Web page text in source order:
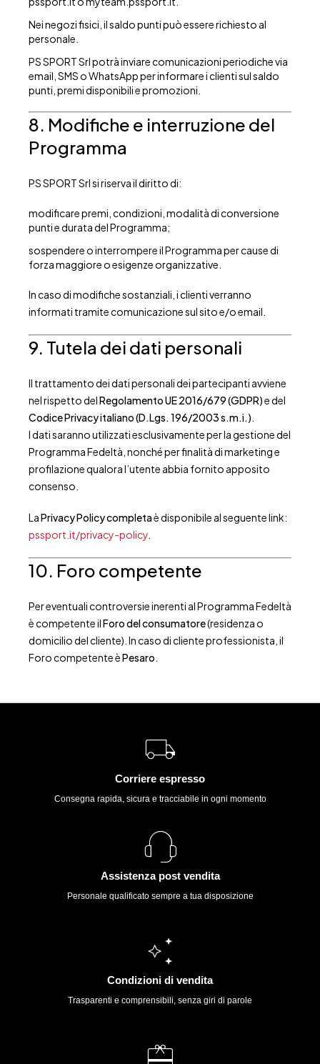
Nei negozi fisici, il saldo punti può essere richiesto al
personale.
PS SPORT Srl potrà inviare comunicazioni periodiche via
email, SMS o WhatsApp per informare i clienti sul saldo
punti, premi disponibili e promozioni.
8. Modifiche e interruzione del
Programma
PS SPORT Srl si riserva il diritto di:
modificare premi, condizioni, modalità di conversione
punti e durata del Programma;
sospendere o interrompere il Programma per cause di
forza maggiore o esigenze organizzative.
In caso di modifiche sostanziali, i clienti verranno
informati tramite comunicazione sul sito e/o email.
9. Tutela dei dati personali
Il trattamento dei dati personali dei partecipanti avviene
nel rispetto delRegolamento UE 2016/679 (GDPR)e del
Codice Privacy italiano (D.Lgs. 196/2003 s.m.i.)
I dati saranno utilizzati esclusivamente per la gestione del
Programma Fedeltà, nonché per finalità di marketing e
profilazione qualora l’utente abbia fornito apposito
consenso.
LaPrivacy Policy completaè disponibile al seguente link:
pssport.it/privacy-policy
10. Foro competente
Per eventuali controversie inerenti al Programma Fedeltà
è competente ilForo del consumatore(residenza o
domicilio del cliente). In caso di cliente professionista, il
Foro competente èPesaro
Corriere espresso
Consegna rapida, sicura e tracciabile in ogni momento
Assistenza post vendita
Personale qualificato sempre a tua disposizione
Condizioni di vendita
Trasparenti e comprensibili, senza giri di parole